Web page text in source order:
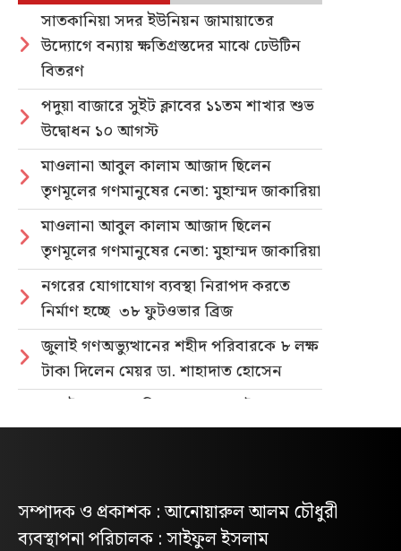
সাতকানিয়া সদর ইউনিয়ন জামায়াতের
উদ্যোগে বন্যায় ক্ষতিগ্রস্তদের মাঝে ঢেউটিন
বিতরণ
পদুয়া বাজারে সুইট ক্লাবের ১১তম শাখার শুভ
উদ্বোধন ১০ আগস্ট
মাওলানা আবুল কালাম আজাদ ছিলেন
তৃণমূলের গণমানুষের নেতা: মুহাম্মদ জাকারিয়া
মাওলানা আবুল কালাম আজাদ ছিলেন
তৃণমূলের গণমানুষের নেতা: মুহাম্মদ জাকারিয়া
নগরের যোগাযোগ ব্যবস্থা নিরাপদ করতে
নির্মাণ হচ্ছে ৩৮ ফুটওভার ব্রিজ
জুলাই গণঅভ্যুত্থানের শহীদ পরিবারকে ৮ লক্ষ
টাকা দিলেন মেয়র ডা. শাহাদাত হোসেন
জুলাই গণহত্যার বিচার ও গণভোটের গণরায়
বাস্তবায়নের দাবিতে জাতীয় ছাত্রশক্তির
পরিবেশবান্ধব ই-রিকশার লাইসেন্স
সম্পাদক ও প্রকাশক : আনোয়ারুল আলম চৌধুরী
ব্যবস্থাপনা পরিচালক : সাইফুল ইসলাম